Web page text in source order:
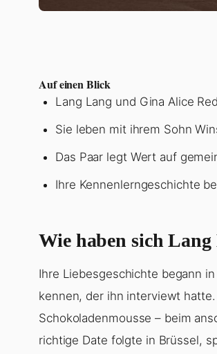
Auf einen Blick
Lang Lang und Gina Alice
Sie leben mit ihrem Sohn
Das Paar legt Wert auf
Ihre Kennenlerngeschichte
Wie haben sich
Ihre Liebesgeschichte begann
kennen, der ihn interviewt
Schokoladenmousse – beim
richtige Date folgte in Brüssel,